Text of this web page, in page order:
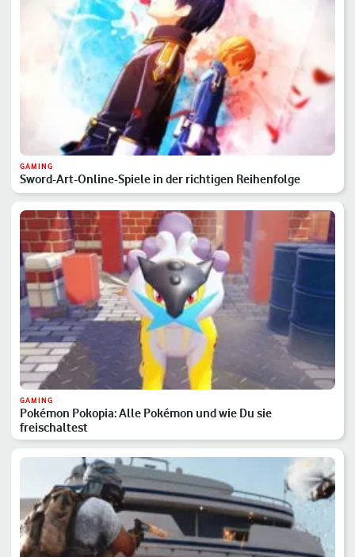
GAMING
Sword-Art-Online-Spiele in der richtigen Reihenfolge
GAMING
Pokémon Pokopia: Alle Pokémon und wie Du sie
freischaltest